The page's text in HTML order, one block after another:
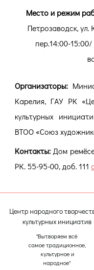
Место и режим
Петрозаводск,
пер.14:00-
Организаторы:
Карелия, ГАУ РК
культурных
ВТОО «Союз
Контакты: Дом
РК. 55-95-00, доб. 111
Центр народного
культурных инициатив
"Вытворяем всё
самое традиционное,
культурное и
народное"